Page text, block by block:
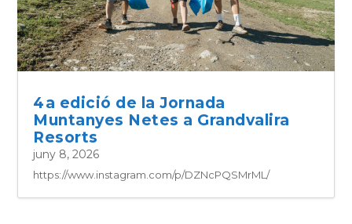
4a edició de la Jornada
Muntanyes Netes a Grandvalira
Resorts
juny 8, 2026
https://www.instagram.com/p/DZNcPQSMrML/